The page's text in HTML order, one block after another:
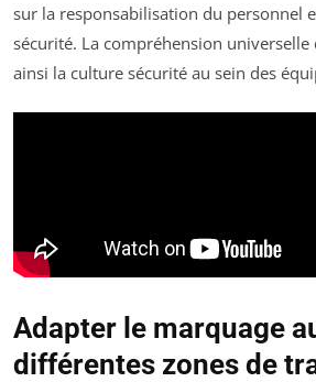
sur la responsabilisation du personnel
sécurité. La compréhension
ainsi la culture sécurité au sein des
Adapter le marquage
différentes zones de